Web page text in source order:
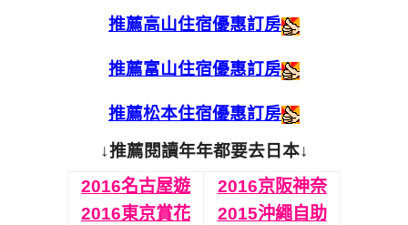
推薦高山住宿優惠訂房
推薦富山住宿優惠訂房
推薦松本住宿優惠訂房
↓推薦閱讀年年都要去日本↓
2016名古屋遊
2016東京賞花
2016京阪神奈
2015沖繩自助